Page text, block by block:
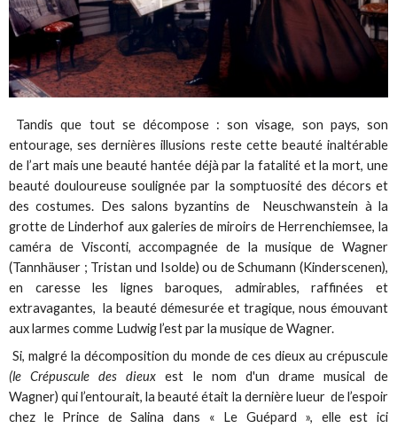
Tandis que tout se décompose : son visage, son pays, son
entourage, ses dernières illusions reste cette beauté inaltérable
de l’art mais une beauté hantée déjà par la fatalité et la mort, une
beauté douloureuse soulignée par la somptuosité des décors et
des costumes. Des salons byzantins de Neuschwanstein à la
grotte de Linderhof aux galeries de miroirs de Herrenchiemsee, la
caméra de Visconti, accompagnée de la musique de Wagner
(Tannhäuser ; Tristan und Isolde) ou de Schumann (Kinderscenen),
en caresse les lignes baroques, admirables, raffinées et
extravagantes, la beauté démesurée et tragique, nous émouvant
aux larmes comme Ludwig l’est par la musique de Wagner.
Si, malgré la décomposition du monde de ces dieux au crépuscule
(le Crépuscule des dieuxest le nom d'un drame musical de
Wagner) qui l’entourait, la beauté était la dernière lueur de l’espoir
chez le Prince de Salina dans « Le Guépard », elle est ici